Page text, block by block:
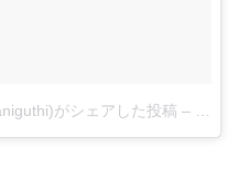
がシェアした投稿 – 2018